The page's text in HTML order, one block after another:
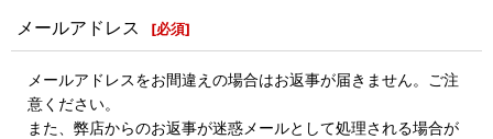
メールアドレス [必須]
メールアドレスをお間違えの場合はお返事が届きません。ご注
意ください。
また、弊店からのお返事が迷惑メールとして処理される場合が